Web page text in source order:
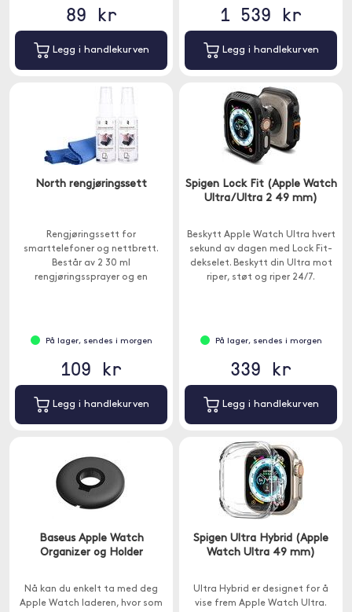
89 kr
Legg i handlekurven
1 539 kr
Legg i handlekurven
North rengjøringssett
Rengjøringssett for
smarttelefoner og nettbrett.
Består av 2 30 ml
rengjøringssprayer og en
På lager, sendes i morgen
109 kr
Legg i handlekurven
Spigen Lock Fit (Apple Watch
Ultra/Ultra 2 49 mm)
Beskytt Apple Watch Ultra hvert
sekund av dagen med Lock Fit-
dekselet. Beskytt din Ultra mot
riper, støt og riper 24/7.
På lager, sendes i morgen
339 kr
Legg i handlekurven
Baseus Apple Watch
Organizer og Holder
Nå kan du enkelt ta med deg
Apple Watch laderen, hvor som
Spigen Ultra Hybrid (Apple
Watch Ultra 49 mm)
Ultra Hybrid er designet for å
vise frem Apple Watch Ultra.